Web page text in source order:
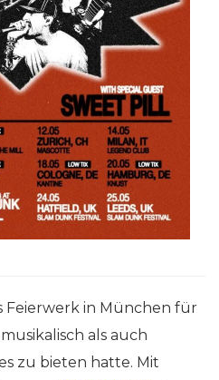
Feierwerk in München für
als auch
zu bieten hatte. Mit